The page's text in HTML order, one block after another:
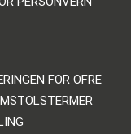
FOR OFRE